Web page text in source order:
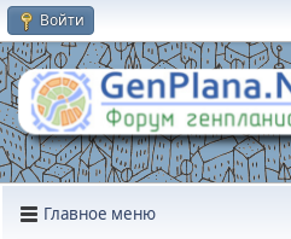
Войти
Главное меню